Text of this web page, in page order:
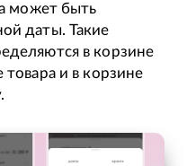
может быть
даты. Такие
в корзине
товара и в корзине